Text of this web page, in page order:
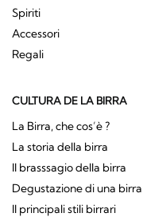
Spiriti
Accessori
Regali
CULTURA DE LA BIRRA
La Birra, che cos’è ?
La storia della birra
Il brasssagio della birra
Degustazione di una birra
Il principali stili birrari